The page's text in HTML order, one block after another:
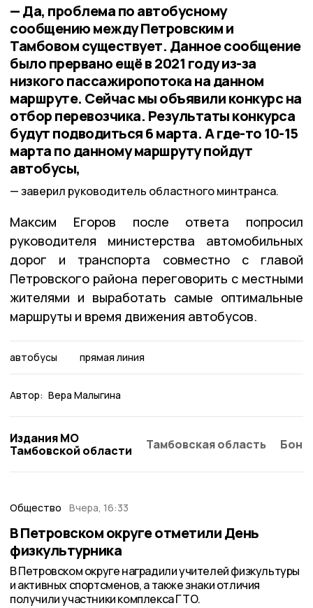
— Да, проблема по автобусному
сообщению между Петровским и
Тамбовом существует. Данное сообщение
было прервано ещё в 2021 году из-за
низкого пассажиропотока на данном
маршруте. Сейчас мы объявили конкурс на
отбор перевозчика. Результаты конкурса
будут подводиться 6 марта. А где-то 10-15
марта по данному маршруту пойдут
автобусы,
заверил руководитель областного минтранса.
Максим Егоров после ответа попросил
руководителя министерства автомобильных
дорог и транспорта совместно с главой
Петровского района переговорить с местными
жителями и выработать самые оптимальные
маршруты и время движения автобусов.
автобусы прямая линия
Автор: Вера Малыгина
Издания МО
Тамбовской области
Тамбовская область
Общество Вчера, 16:33
В Петровском округе отметили День
физкультурника
В Петровском округе наградили учителей физкультуры
и активных спортсменов, а также знаки отличия
получили участники комплекса ГТО.